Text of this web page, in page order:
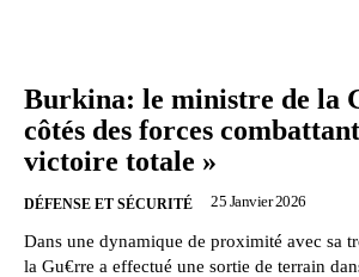
Burkina: le ministre de la
côtés des forces
victoire totale »
DÉFENSE ET SÉCURITÉ 25 Janvier 2026
Dans une dynamique de proximité avec sa
la Gu€rre a effectué une sortie de terrain